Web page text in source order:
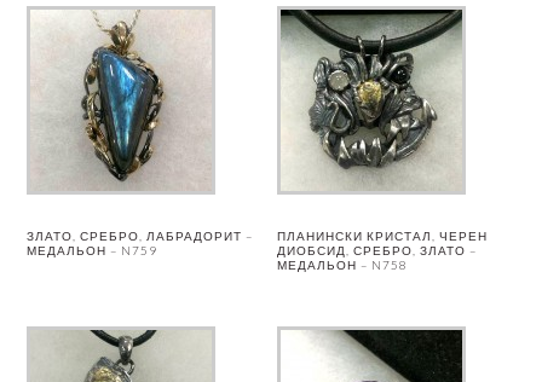
ЗЛАТО, СРЕБРО, ЛАБРАДОРИТ –
МЕДАЛЬОН – N759
ПЛАНИНСКИ КРИСТАЛ, ЧЕРЕН
ДИОБСИД, СРЕБРО, ЗЛАТО –
МЕДАЛЬОН – N758